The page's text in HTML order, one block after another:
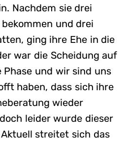
Nachdem sie drei
und drei
ging ihre Ehe in die
war die Scheidung auf
Phase und wir sind uns
haben, dass sich ihre
wieder
leider wurde dieser
streitet sich das